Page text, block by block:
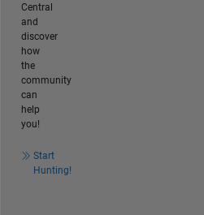
Central
and
discover
how
the
community
can
help
you!
Start
Hunting!